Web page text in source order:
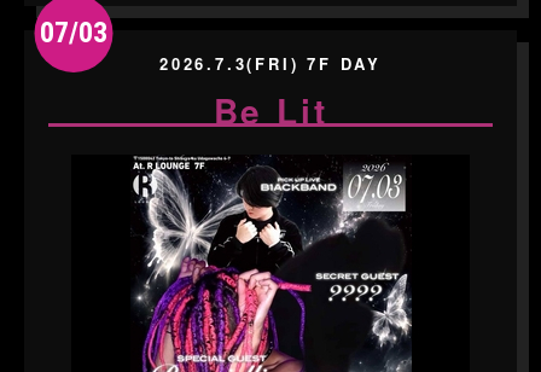
07/03
2026.7.3(FRI) 7F DAY
Be Lit